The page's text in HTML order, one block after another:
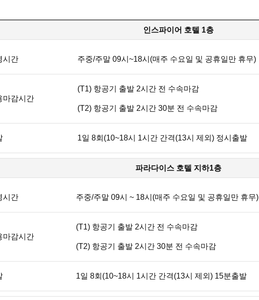
인스파이어 호텔 1층
시간 주중/주말 09시~18시(매주 수요일 및 공휴일만 휴무)
마감시간
(T1) 항공기 출발 2시간 전 수속마감
(T2) 항공기 출발 2시간 30분 전 수속마감
1일 8회(10~18시 1시간 간격(13시 제외) 정시출발
파라다이스 호텔 지하1층
시간 주중/주말 09시 ~ 18시(매주 수요일 및 공휴일만 휴무)
마감시간
(T1) 항공기 출발 2시간 전 수속마감
(T2) 항공기 출발 2시간 30분 전 수속마감
1일 8회(10~18시 1시간 간격(13시 제외) 15분출발